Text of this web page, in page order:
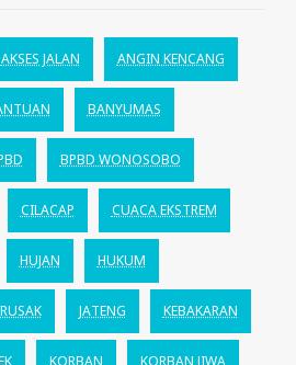
AKSES JALAN ANGIN KENCANG
BANYUMAS
BPBD WONOSOBO
CILACAP CUACA EKSTREM
HUJAN HUKUM
JATENG KEBAKARAN